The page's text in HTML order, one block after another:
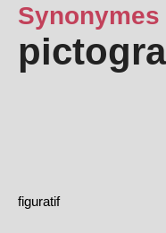
Synonymes
figuratif